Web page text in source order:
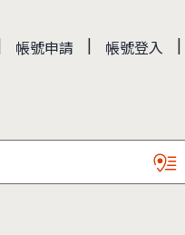
帳號申請 | 帳號登入 |